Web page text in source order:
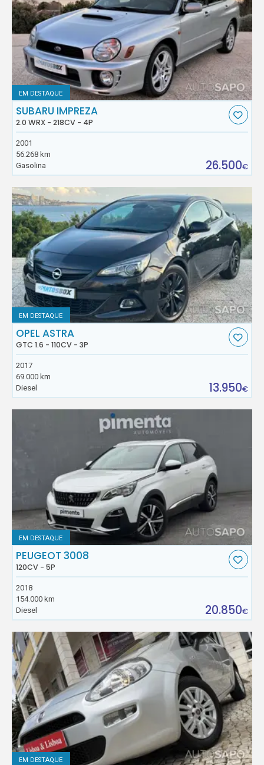
EM DESTAQUE
SUBARU IMPREZA
2.0 WRX - 218CV - 4P
2001
56.268 km
Gasolina
26.500€
EM DESTAQUE
OPEL ASTRA
GTC 1.6 - 110CV - 3P
2017
69.000 km
Diesel
13.950€
EM DESTAQUE
PEUGEOT 3008
120CV - 5P
2018
154.000 km
Diesel
20.850€
EM DESTAQUE